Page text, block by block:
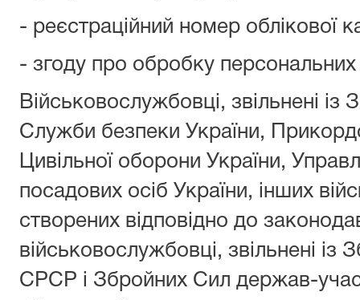
- реєстраційний номер облікової
- згоду про обробку
Військовослужбовці, звільнені
Служби безпеки України,
Цивільної оборони України,
посадових осіб України, інших
створених відповідно до
військовослужбовці, звільнені
СРСР і Збройних Сил держав-